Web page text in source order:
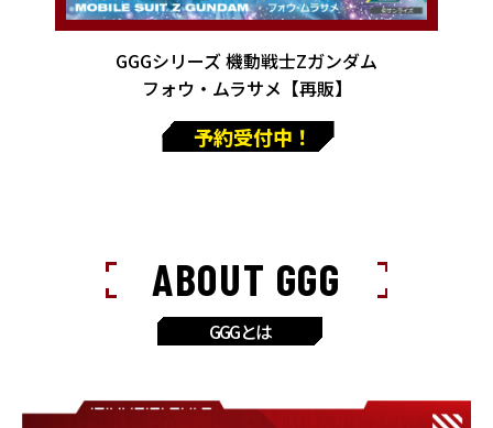
GGGシリーズ 機動戦士Zガンダム
フォウ・ムラサメ【再販】
予約受付中！
ABOUT GGG
GGGとは